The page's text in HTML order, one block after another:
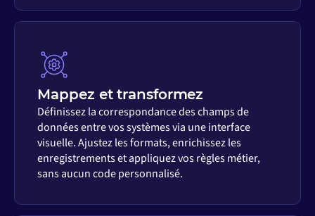
Mappez et transformez
Définissez la correspondance des champs de
données entre vos systèmes via une interface
visuelle. Ajustez les formats, enrichissez les
enregistrements et appliquez vos règles métier,
sans aucun code personnalisé.